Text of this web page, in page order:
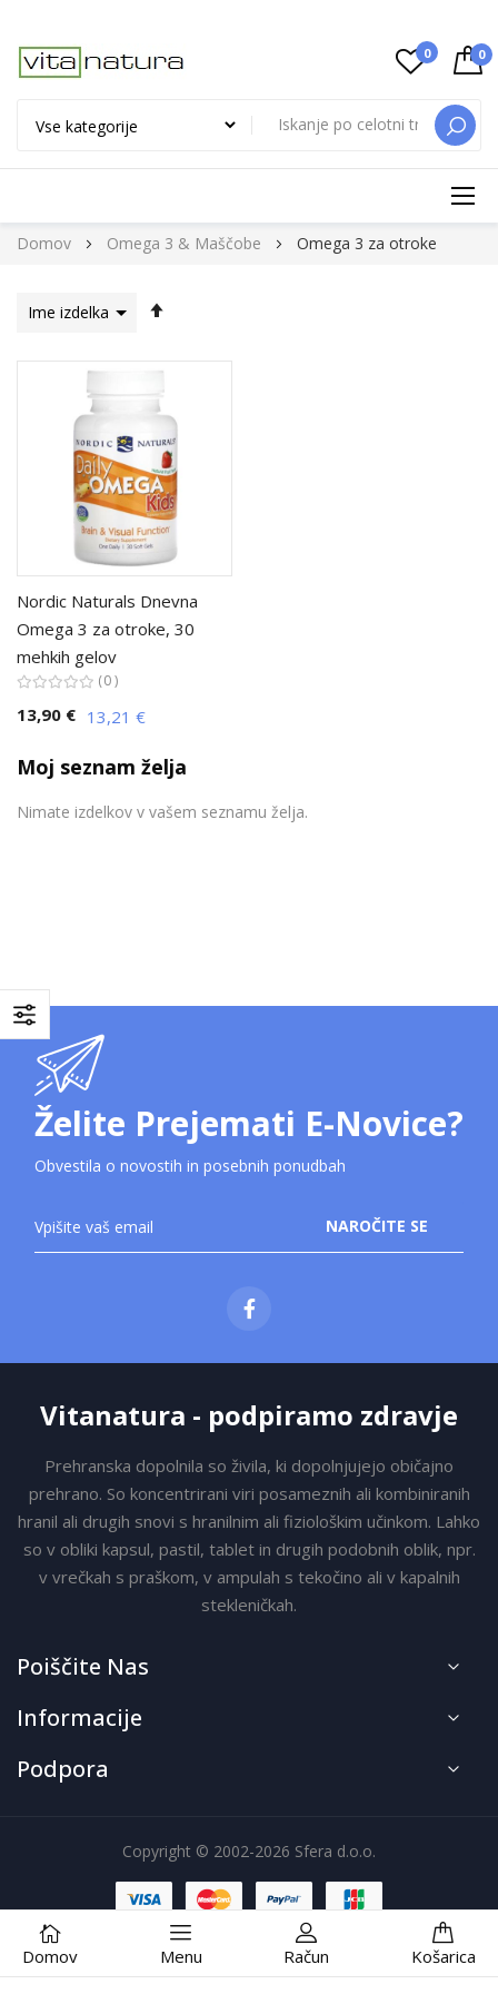
0 0
Preskoči
Domov Omega 3 & Maščobe Omega 3 za otroke
smer
Nordic Naturals Dnevna
Omega 3 za otroke, 30
mehkih gelov
0
13,90 € 13,21 €
Moj seznam želja
Nimate izdelkov v vašem seznamu želja.
Želite Prejemati E-Novice?
Obvestila o novostih in posebnih ponudbah
se
NAROČITE SE
Poiščite Nas
Vitanatura - podpiramo zdravje
Prehranska dopolnila so živila, ki dopolnjujejo običajno
prehrano. So koncentrirani viri posameznih ali kombiniranih
hranil ali drugih snovi s hranilnim ali fiziološkim učinkom. Lahko
so v obliki kapsul, pastil, tablet in drugih podobnih oblik, npr.
v vrečkah s praškom, v ampulah s tekočino ali v kapalnih
stekleničkah.
Informacije
Podpora
Copyright © 2002-2026 Sfera d.o.o.
Domov Menu Račun Košarica